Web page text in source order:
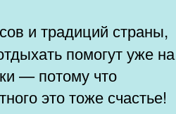
помогут уже на
— потому что
это тоже счастье!